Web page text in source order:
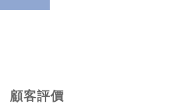
顧客評價